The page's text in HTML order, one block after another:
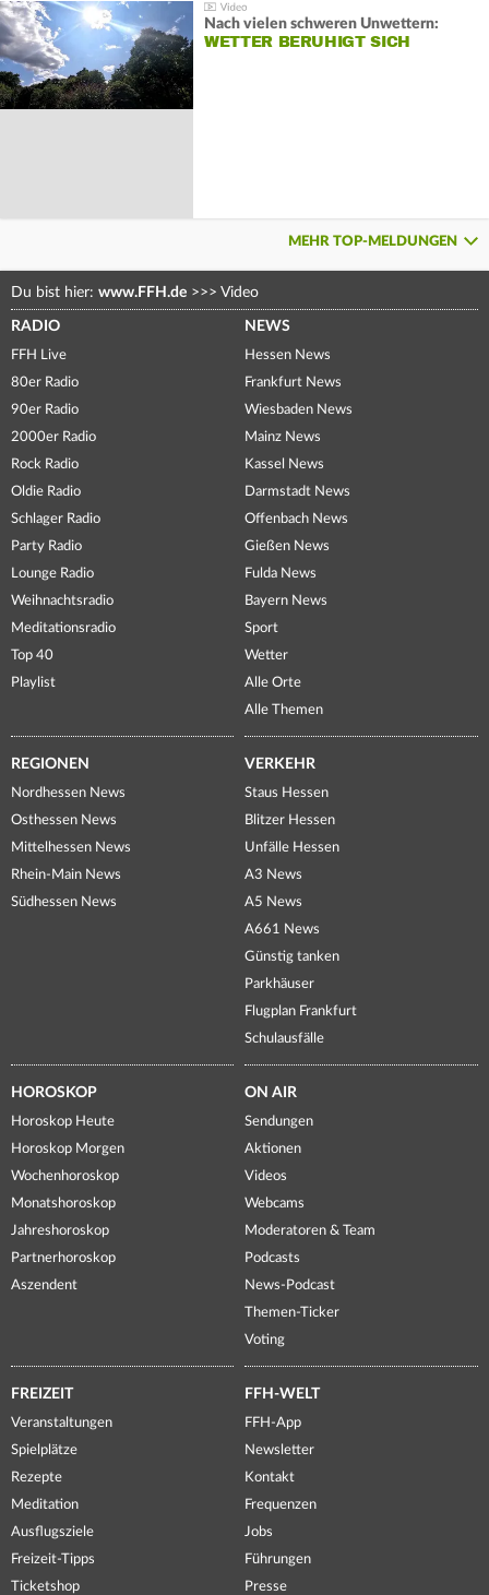
Nach vielen schweren Unwettern:
WETTER BERUHIGT SICH
MEHR TOP-MELDUNGEN
Du bist hier: www.FFH.de >>> Video
RADIO
FFH Live
80er Radio
90er Radio
2000er Radio
Rock Radio
Oldie Radio
Schlager Radio
Party Radio
Lounge Radio
Weihnachtsradio
Meditationsradio
Top 40
Playlist
NEWS
Hessen News
Frankfurt News
Wiesbaden News
Mainz News
Kassel News
Darmstadt News
Offenbach News
Gießen News
Fulda News
Bayern News
Sport
Wetter
Alle Orte
Alle Themen
REGIONEN
Nordhessen News
Osthessen News
Mittelhessen News
Rhein-Main News
Südhessen News
VERKEHR
Staus Hessen
Blitzer Hessen
Unfälle Hessen
A3 News
A5 News
A661 News
Günstig tanken
Parkhäuser
Flugplan Frankfurt
Schulausfälle
HOROSKOP
Horoskop Heute
Horoskop Morgen
Wochenhoroskop
Monatshoroskop
Jahreshoroskop
Partnerhoroskop
Aszendent
ON AIR
Sendungen
Aktionen
Videos
Webcams
Moderatoren & Team
Podcasts
News-Podcast
Themen-Ticker
Voting
FREIZEIT
Veranstaltungen
Spielplätze
Rezepte
Meditation
Ausflugsziele
Freizeit-Tipps
Ticketshop
FFH-WELT
FFH-App
Newsletter
Kontakt
Frequenzen
Jobs
Führungen
Presse